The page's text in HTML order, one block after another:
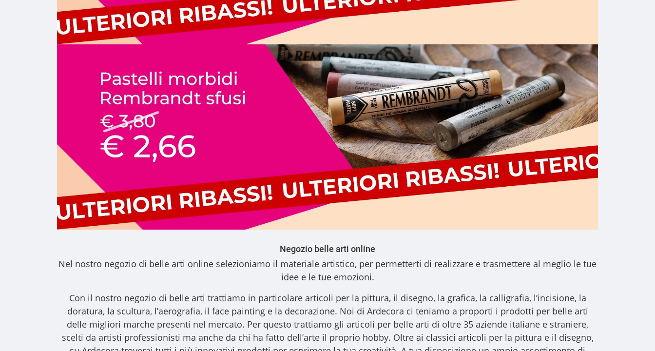
Negozio belle arti online
Nel nostro negozio di belle arti online selezioniamo il materiale artistico, per permetterti di realizzare e trasmettere al meglio le tue
idee e le tue emozioni.
Con il nostro negozio di belle arti trattiamo in particolare articoli per la pittura, il disegno, la grafica, la calligrafia, l’incisione, la
doratura, la scultura, l’aerografia, il face painting e la decorazione. Noi di Ardecora ci teniamo a proporti i prodotti per belle arti
delle migliori marche presenti nel mercato. Per questo trattiamo gli articoli per belle arti di oltre 35 aziende italiane e straniere,
scelti da artisti professionisti ma anche da chi ha fatto dell’arte il proprio hobby. Oltre ai classici articoli per la pittura e il disegno,